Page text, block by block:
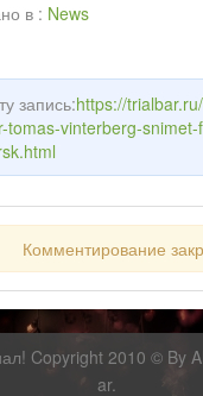
в : News
запись:https://
tomas-vinterberg-
Комментирование
Copyright 2010 © By
ar.